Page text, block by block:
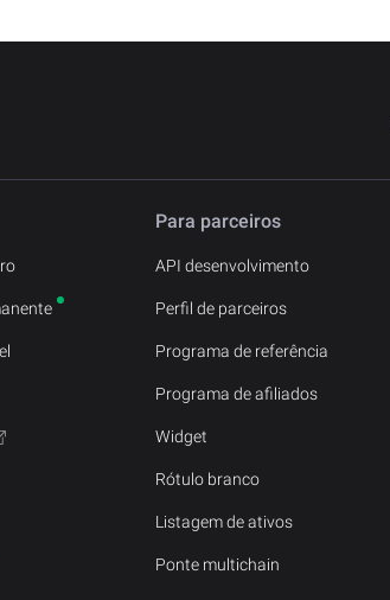
Para parceiros
API desenvolvimento
Perfil de parceiros
Programa de referência
Programa de afiliados
Widget
Rótulo branco
Listagem de ativos
Ponte multichain